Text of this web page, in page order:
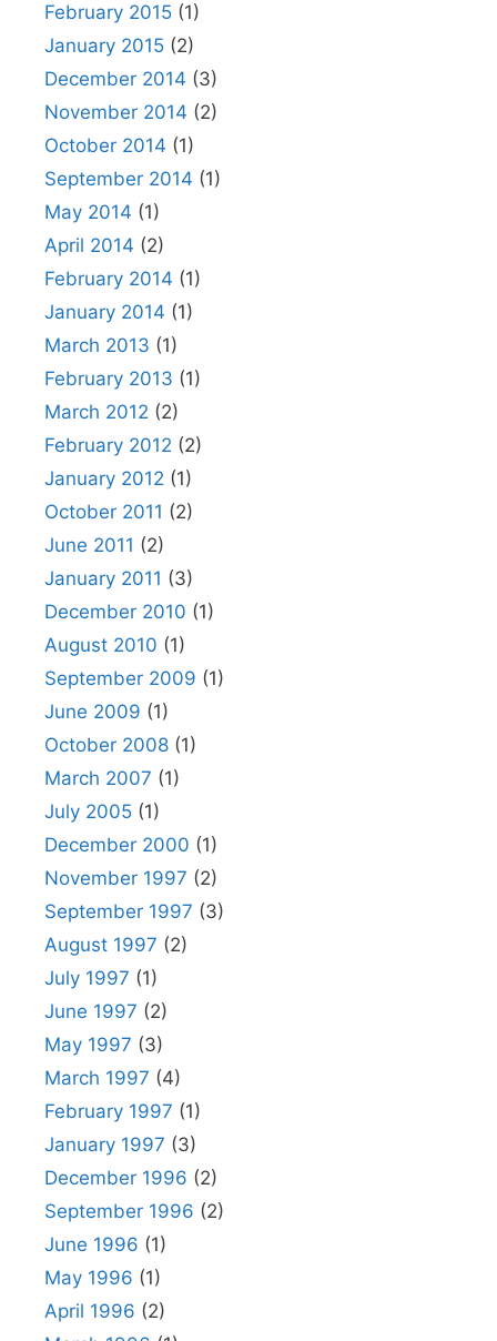
February 2015 (1)
January 2015 (2)
December 2014 (3)
November 2014 (2)
October 2014 (1)
September 2014 (1)
May 2014 (1)
April 2014 (2)
February 2014 (1)
January 2014 (1)
March 2013 (1)
February 2013 (1)
March 2012 (2)
February 2012 (2)
January 2012 (1)
October 2011 (2)
June 2011 (2)
January 2011 (3)
December 2010 (1)
August 2010 (1)
September 2009 (1)
June 2009 (1)
October 2008 (1)
March 2007 (1)
July 2005 (1)
December 2000 (1)
November 1997 (2)
September 1997 (3)
August 1997 (2)
July 1997 (1)
June 1997 (2)
May 1997 (3)
March 1997 (4)
February 1997 (1)
January 1997 (3)
December 1996 (2)
September 1996 (2)
June 1996 (1)
May 1996 (1)
April 1996 (2)